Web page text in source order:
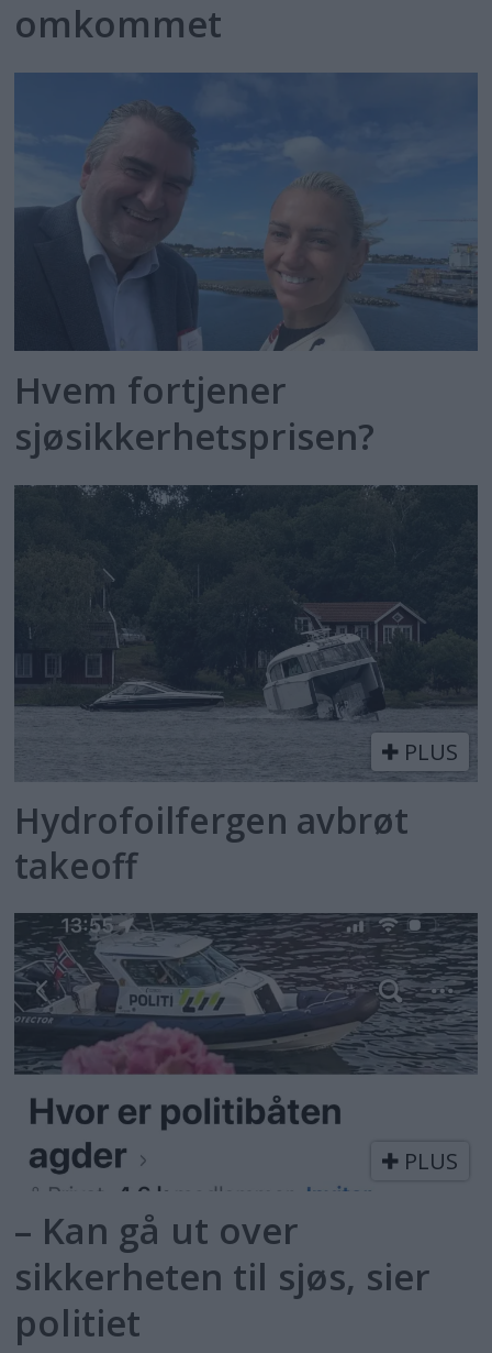
omkommet
Hvem fortjener
sjøsikkerhetsprisen?
PLUS
Hydrofoilfergen avbrøt
takeoff
PLUS
– Kan gå ut over
sikkerheten til sjøs, sier
politiet